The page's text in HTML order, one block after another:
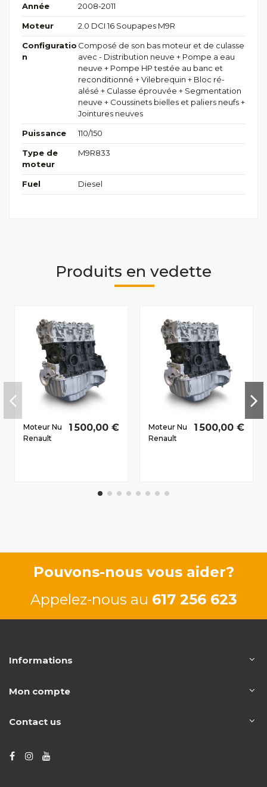
Année 2008-2011
Moteur 2.0 DCI 16 Soupapes M9R
Configuratio
n
Composé de son bas moteur et de culasse
avec - Distribution neuve + Pompe a eau
neuve + Pompe HP testée au banc et
reconditionné + Vilebrequin + Bloc ré-
alésé + Culasse éprouvée + Segmentation
neuve + Coussinets bielles et paliers neufs +
Jointures neuves
Puissance 110/150
Type de
moteur
M9R833
Fuel Diesel
Produits en vedette
Moteur Nu
Renault
1 500,00 €
Moteur Nu
Renault
81/110 CV
1 500,00 €
Pouvons-nous vous aider?
Appelez-nous au 617 256 623
Informations
Mon compte
Contact us